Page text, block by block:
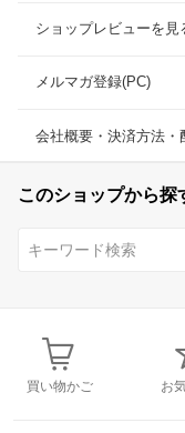
ショップレビューを見
メルマガ登録(PC)
会社概要・決済方法・
このショップから探
買い物かご お